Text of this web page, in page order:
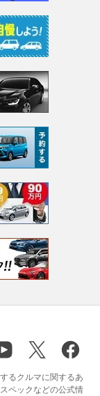
るクルマに関するあ
ペックなどの公式情